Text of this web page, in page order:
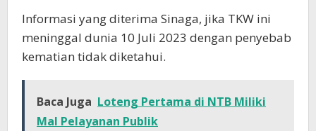
Informasi yang diterima Sinaga, jika TKW ini
meninggal dunia 10 Juli 2023 dengan penyebab
kematian tidak diketahui.
Baca Juga Loteng Pertama di NTB Miliki
Mal Pelayanan Publik